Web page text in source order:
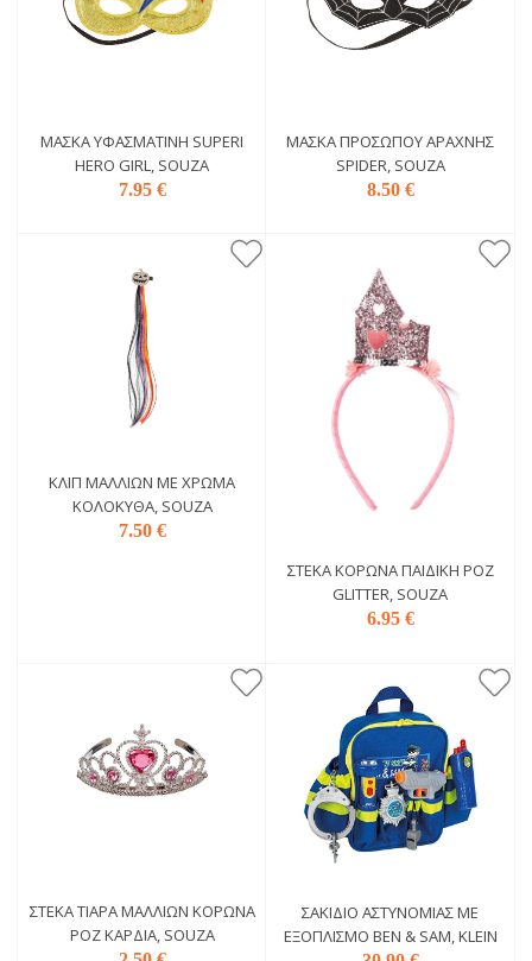
ΜΆΣΚΑ ΥΦΑΣΜΆΤΙΝΗ SUPERI
HERO GIRL, SOUZA
7.95 €
ΜΆΣΚΑ ΠΡΟΣΏΠΟΥ AΡΆΧΝΗΣ
SPIDER, SOUZA
8.50 €
ΚΛΙΠ ΜΑΛΛΙΏΝ ΜΕ ΧΡΏΜΑ
ΚΟΛΟΚΎΘΑ, SOUZA
7.50 €
ΣΤΈΚΑ ΚΟΡΏΝΑ ΠΑΙΔΙΚΉ ΡΟΖ
GLITTER, SOUZA
6.95 €
ΣΤΈΚΑ ΤΙΆΡΑ ΜΑΛΛΙΏΝ ΚΟΡΏΝΑ
ΡΟΖ ΚΑΡΔΙΆ, SOUZA
ΣΑΚΊΔΙΟ ΑΣΤΥΝΟΜΊΑΣ ΜΕ
ΕΞΟΠΛΙΣΜΌ BEN & SAM, KLEIN